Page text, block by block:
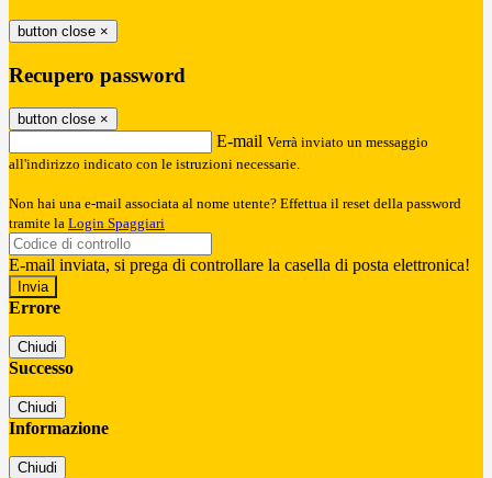
button close ×
Recupero password
button close ×
E-mail Verrà inviato un messaggio
all'indirizzo indicato con le istruzioni necessarie.
Non hai una e-mail associata al nome utente? Effettua il reset della password
tramite la Login Spaggiari
E-mail inviata, si prega di controllare la casella di posta elettronica!
Errore
Chiudi
Successo
Chiudi
Informazione
Chiudi